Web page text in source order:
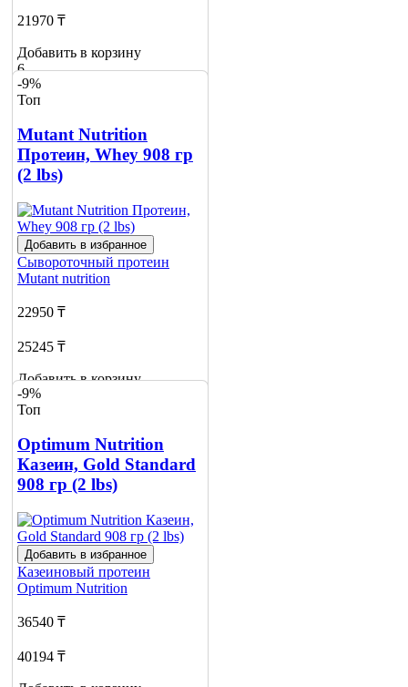
21970 ₸
Добавить в корзину
6
-9%
Топ
Mutant Nutrition
Протеин, Whey 908 гр
(2 lbs)
Добавить в избранное
Сывороточный протеин
Mutant nutrition
22950 ₸
25245 ₸
Добавить в корзину
4
-9%
Топ
Optimum Nutrition
Казеин, Gold Standard
908 гр (2 lbs)
Добавить в избранное
Казеиновый протеин
Optimum Nutrition
36540 ₸
40194 ₸